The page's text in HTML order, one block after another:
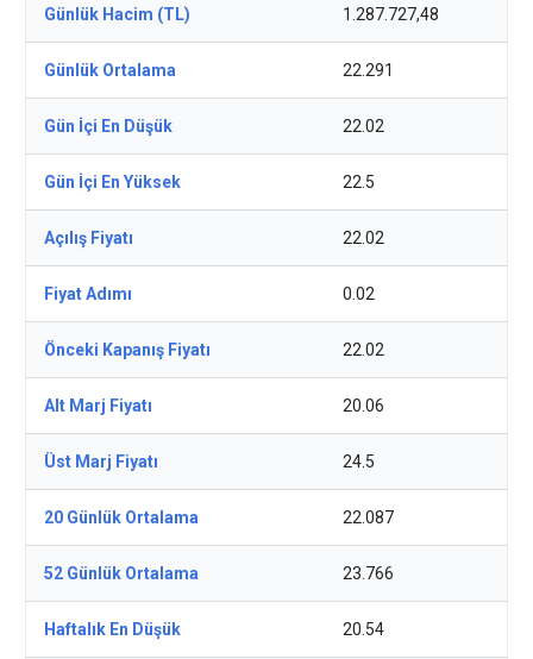
Günlük Hacim (TL) 1.287.727,48
Günlük Ortalama 22.291
Gün İçi En Düşük 22.02
Gün İçi En Yüksek 22.5
Açılış Fiyatı 22.02
Fiyat Adımı 0.02
Önceki Kapanış Fiyatı 22.02
Alt Marj Fiyatı 20.06
Üst Marj Fiyatı 24.5
20 Günlük Ortalama 22.087
52 Günlük Ortalama 23.766
Haftalık En Düşük 20.54